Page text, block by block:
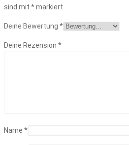
sind mit *markiert
Deine Bewertung *
Deine Rezension *
Name *